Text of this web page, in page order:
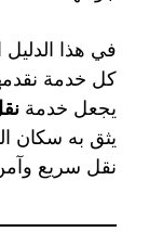
في هذا
كل خدمة
يجعل خدمة
يثق به سكان
نقل سريع